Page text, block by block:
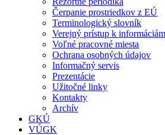
Čerpanie prostriedkov z EÚ
Terminologický slovník
Verejný prístup k informáciám
Voľné pracovné miesta
Ochrana osobných údajov
Informačný servis
Prezentácie
Užitočné linky
Kontakty
Archív
GKÚ
VÚGK